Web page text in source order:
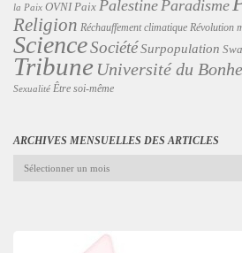
la Paix OVNI Paix Palestine Paradisme
Religion Réchauffement climatique Révolution
ScienceSociétéSurpopulation
Tribune Université du
Sexualité Être soi-même
ARCHIVES MENSUELLES DES ARTICLES
Archives